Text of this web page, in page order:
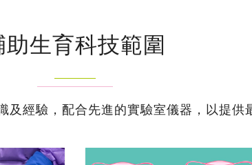
助生育科技範圍
及經驗，配合先進的實驗室儀器，以提供